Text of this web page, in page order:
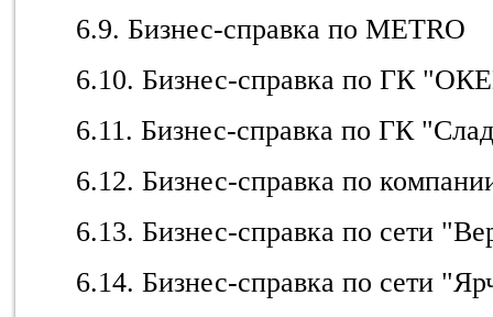
6.9. Бизнес-справка по METRO
6.10. Бизнес-справка по ГК
6.11. Бизнес-справка по ГК
6.12. Бизнес-справка по
6.13. Бизнес-справка по сети
6.14. Бизнес-справка по сети